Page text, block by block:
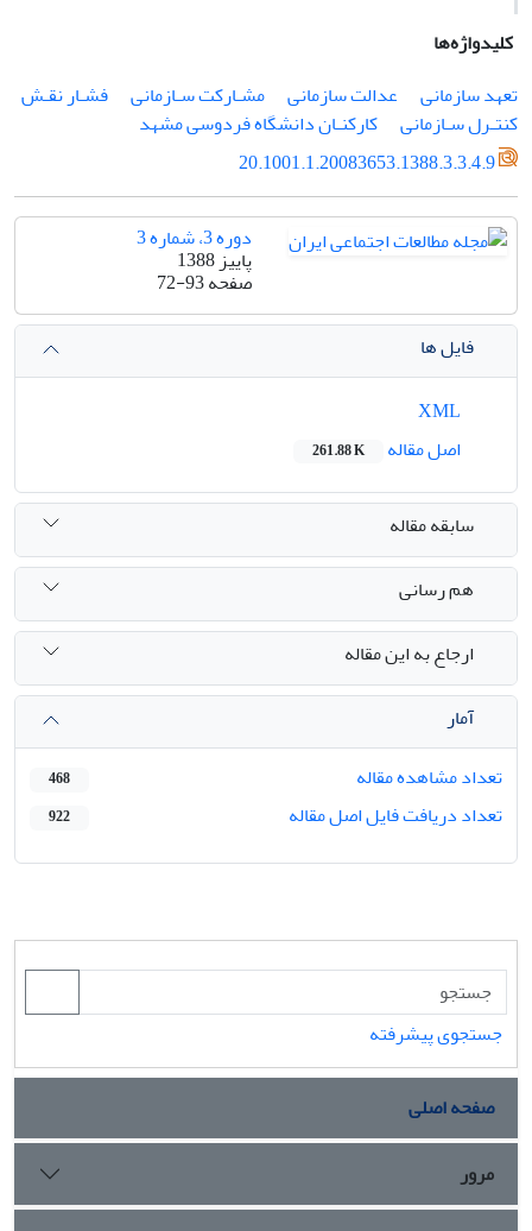
کلیدواژه‌ها
تعهد سازمانی
عدالت سازمانی مشـارکت سـازمانی
فشـار نقـش
کنتـرل سـازمانی
کارکنـان دانشگاه فردوسی مشهد
20.1001.1.20083653.1388.3.3.4.9
دوره 3، شماره 3
پاییز 1388
صفحه72-93
فایل ها
اصل مقاله
261.88 K
سابقه مقاله
هم رسانی
ارجاع به این مقاله
آمار
تعداد مشاهده مقاله
468
تعداد دریافت فایل اصل مقاله 922
جستجوی پیشرفته
صفحه اصلی
مرور